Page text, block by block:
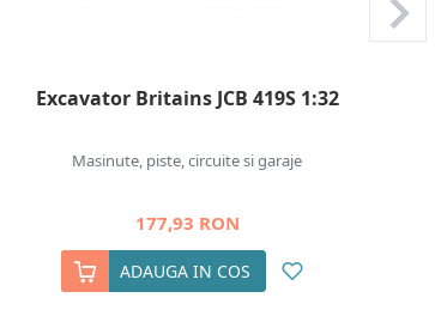
Excavator Britains JCB 419S 1:32
Masinute, piste, circuite si garaje
177,93 RON
ADAUGA IN COS